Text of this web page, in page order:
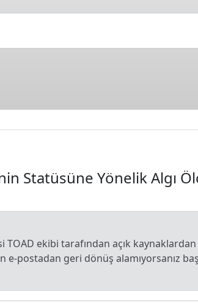
Statüsüne Yönelik Algı
TOAD ekibi tarafından açık
e-postadan geri dönüş alamıyorsanız